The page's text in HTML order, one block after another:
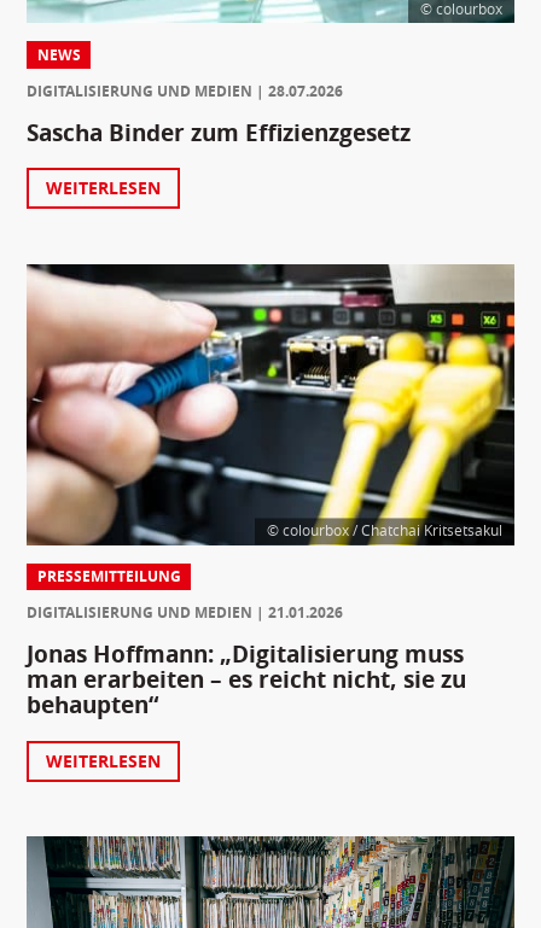
© colourbox
NEWS
DIGITALISIERUNG UND MEDIEN
28.07.2026
Sascha Binder zum Effizienzgesetz
WEITERLESEN
© colourbox / Chatchai Kritsetsakul
PRESSEMITTEILUNG
DIGITALISIERUNG UND MEDIEN
21.01.2026
Jonas Hoffmann: „Digitalisierung muss
man erarbeiten – es reicht nicht, sie zu
behaupten“
WEITERLESEN